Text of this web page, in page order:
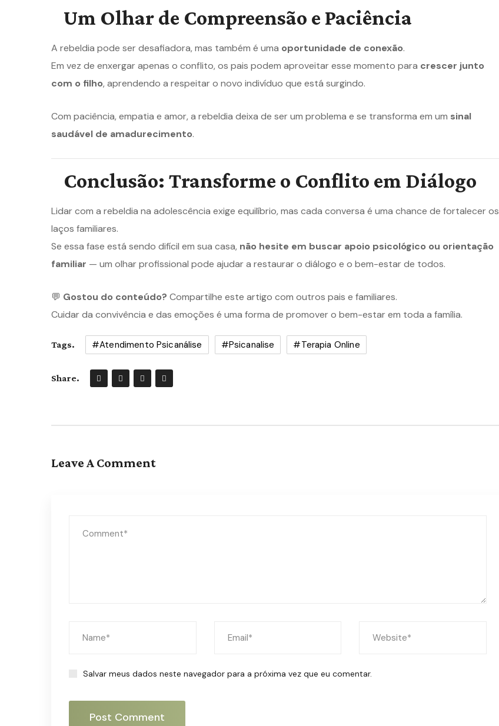
Um Olhar de Compreensão e Paciência
A rebeldia pode ser desafiadora, mas também é uma oportunidade de conexão.
Em vez de enxergar apenas o conflito, os pais podem aproveitar esse momento para crescer junto
com o filho, aprendendo a respeitar o novo indivíduo que está surgindo.
Com paciência, empatia e amor, a rebeldia deixa de ser um problema e se transforma em um sinal
saudável de amadurecimento.
Conclusão: Transforme o Conflito em Diálogo
Lidar com a rebeldia na adolescência exige equilíbrio, mas cada conversa é uma chance de fortalecer os
laços familiares.
Se essa fase está sendo difícil em sua casa, não hesite em buscar apoio psicológico ou orientação
familiar — um olhar profissional pode ajudar a restaurar o diálogo e o bem-estar de todos.
💬 Gostou do conteúdo? Compartilhe este artigo com outros pais e familiares.
Cuidar da convivência e das emoções é uma forma de promover o bem-estar em toda a família.
Tags. #atendimento Psicanálise #psicanalise #terapia Online
Share.
Leave A Comment
Salvar meus dados neste navegador para a próxima vez que eu comentar.